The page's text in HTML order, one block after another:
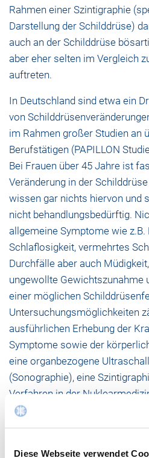
Diese Webseite verwendet
Rahmen einer Szintigraphie
Darstellung der Schilddrüse)
auch an der Schilddrüse
aber eher selten im Vergleich
auftreten.
In Deutschland sind etwa ein
von
im Rahmen großer Studien an
Berufstätigen (PAPILLON
Bei Frauen über 45 Jahre ist
Veränderung in der
wissen gar nichts hiervon und
nicht behandlungsbedürftig.
allgemeine Symptome wie z.B.
Schlaflosigkeit, vermehrtes
Durchfälle aber auch
ungewollte Gewichtszunahme
einer möglichen
Untersuchungsmöglichkeiten
ausführlichen Erhebung der
Symptome sowie der
eine organbezogene
(Sonographie), eine
Verfahren in der
Kamera) sowie spezielle
Schilddrüsenhormone und